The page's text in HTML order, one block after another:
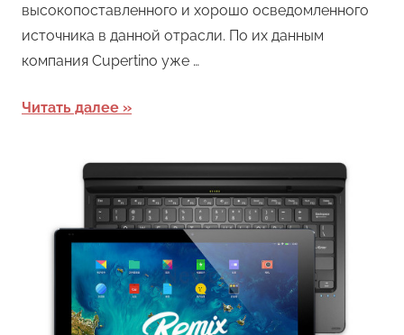
высокопоставленного и хорошо осведомленного
источника в данной отрасли. По их данным
компания Cupertino уже …
Читать далее